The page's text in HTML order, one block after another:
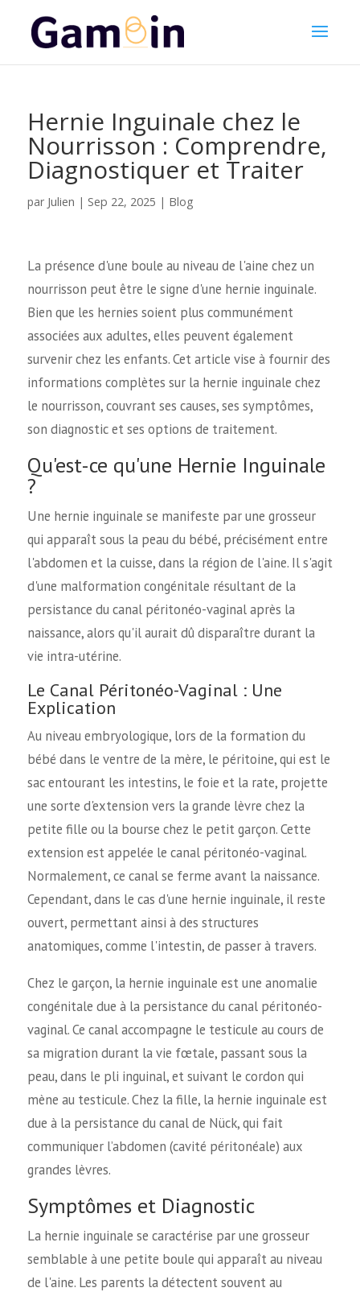
Hernie Inguinale chez le
Nourrisson : Comprendre,
Diagnostiquer et Traiter
par Julien | Sep 22, 2025 | Blog
La présence d'une boule au niveau de l'aine chez un
nourrisson peut être le signe d'une hernie inguinale.
Bien que les hernies soient plus communément
associées aux adultes, elles peuvent également
survenir chez les enfants. Cet article vise à fournir des
informations complètes sur la hernie inguinale chez
le nourrisson, couvrant ses causes, ses symptômes,
son diagnostic et ses options de traitement.
Qu'est-ce qu'une Hernie Inguinale
?
Une hernie inguinale se manifeste par une grosseur
qui apparaît sous la peau du bébé, précisément entre
l'abdomen et la cuisse, dans la région de l'aine. Il s'agit
d'une malformation congénitale résultant de la
persistance du canal péritonéo-vaginal après la
naissance, alors qu'il aurait dû disparaître durant la
vie intra-utérine.
Le Canal Péritonéo-Vaginal : Une
Explication
Au niveau embryologique, lors de la formation du
bébé dans le ventre de la mère, le péritoine, qui est le
sac entourant les intestins, le foie et la rate, projette
une sorte d'extension vers la grande lèvre chez la
petite fille ou la bourse chez le petit garçon. Cette
extension est appelée le canal péritonéo-vaginal.
Normalement, ce canal se ferme avant la naissance.
Cependant, dans le cas d'une hernie inguinale, il reste
ouvert, permettant ainsi à des structures
anatomiques, comme l'intestin, de passer à travers.
Chez le garçon, la hernie inguinale est une anomalie
congénitale due à la persistance du canal péritonéo-
vaginal. Ce canal accompagne le testicule au cours de
sa migration durant la vie fœtale, passant sous la
peau, dans le pli inguinal, et suivant le cordon qui
mène au testicule. Chez la fille, la hernie inguinale est
due à la persistance du canal de Nück, qui fait
communiquer l’abdomen (cavité péritonéale) aux
grandes lèvres.
Symptômes et Diagnostic
La hernie inguinale se caractérise par une grosseur
semblable à une petite boule qui apparaît au niveau
de l'aine. Les parents la détectent souvent au